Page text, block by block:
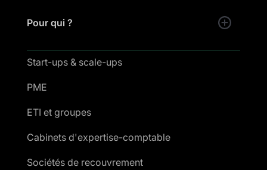
Pour qui ?
Start-ups & scale-ups
PME
ETI et groupes
Cabinets d'expertise-comptable
Sociétés de recouvrement